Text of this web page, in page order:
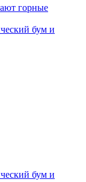
горные
бум и
бум и